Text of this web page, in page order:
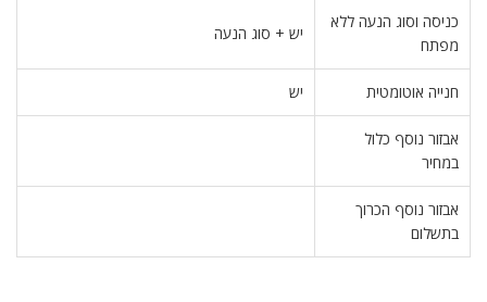
כניסה וסוג הנעה ללא
מפתח
יש + סוג הנעה
חנייה אוטומטית יש
אבזור נוסף כלול
במחיר
אבזור נוסף הכרוך
בתשלום